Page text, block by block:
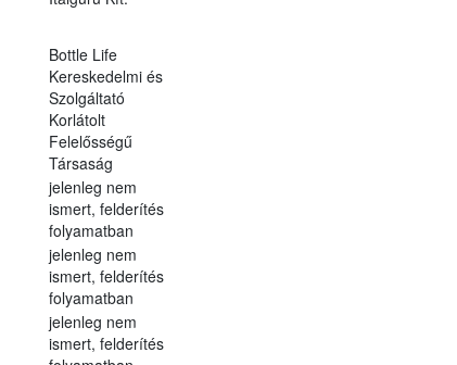
Bottle Life
Kereskedelmi és
Szolgáltató
Korlátolt
Felelősségű
Társaság
jelenleg nem
ismert, felderítés
folyamatban
jelenleg nem
ismert, felderítés
folyamatban
jelenleg nem
ismert, felderítés